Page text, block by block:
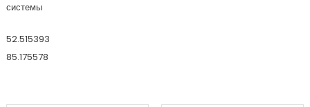
системы
52.515393
85.175578